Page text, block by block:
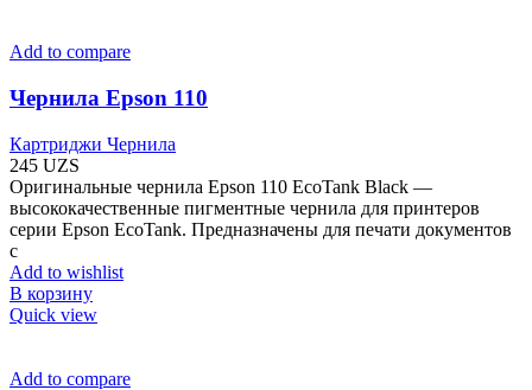
Add to compare
Чернила Epson 110
Картриджи Чернила
245 UZS
Оригинальные чернила Epson 110 EcoTank Black —
высококачественные пигментные чернила для принтеров
серии Epson EcoTank. Предназначены для печати документов
с
Add to wishlist
В корзину
Quick view
Add to compare